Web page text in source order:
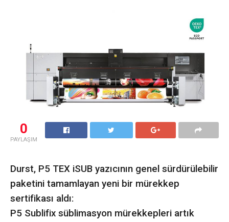
0
PAYLAŞIM
Durst, P5 TEX iSUB yazıcının genel sürdürülebilir
paketini tamamlayan yeni bir mürekkep
sertifikası aldı:
P5 Sublifix süblimasyon mürekkepleri artık